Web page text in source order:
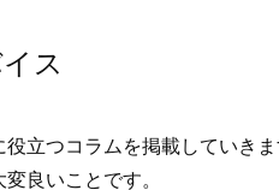
ス
立つコラムを掲載していきま
良いことです。